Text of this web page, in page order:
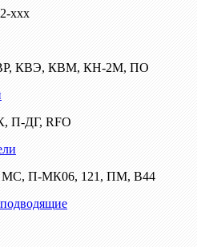
ххх
КВЭ, КВМ, КН-2М, ПО
П-ДГ, RFO
П-МК06, 121, ПМ, В44